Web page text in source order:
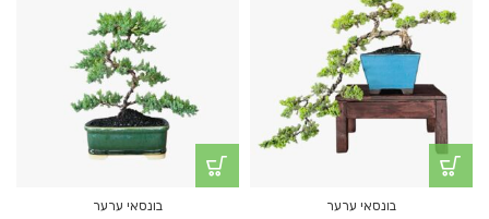
בונסאי ערער בונסאי ערער